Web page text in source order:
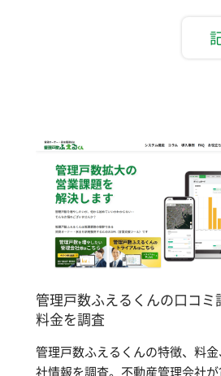
管理戸数ふえるくんの口コミ
料金を調査
管理戸数ふえるくんの特徴、料
社情報を調査。不動産管理会社